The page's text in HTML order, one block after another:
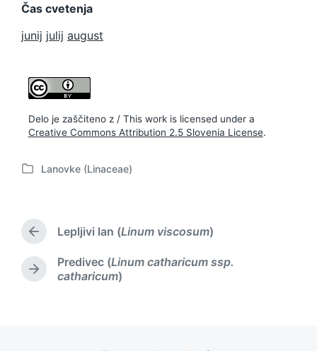
Čas cvetenja
junij julij august
Delo je zaščiteno z / This work is licensed under a
Creative Commons Attribution 2.5 Slovenia License.
P
e
i
n
Lanovke (Linaceae)
P
e
v
Lepljivi lan (Linum viscosum)
N
Predivec (Linum catharicum ssp.
catharicum)